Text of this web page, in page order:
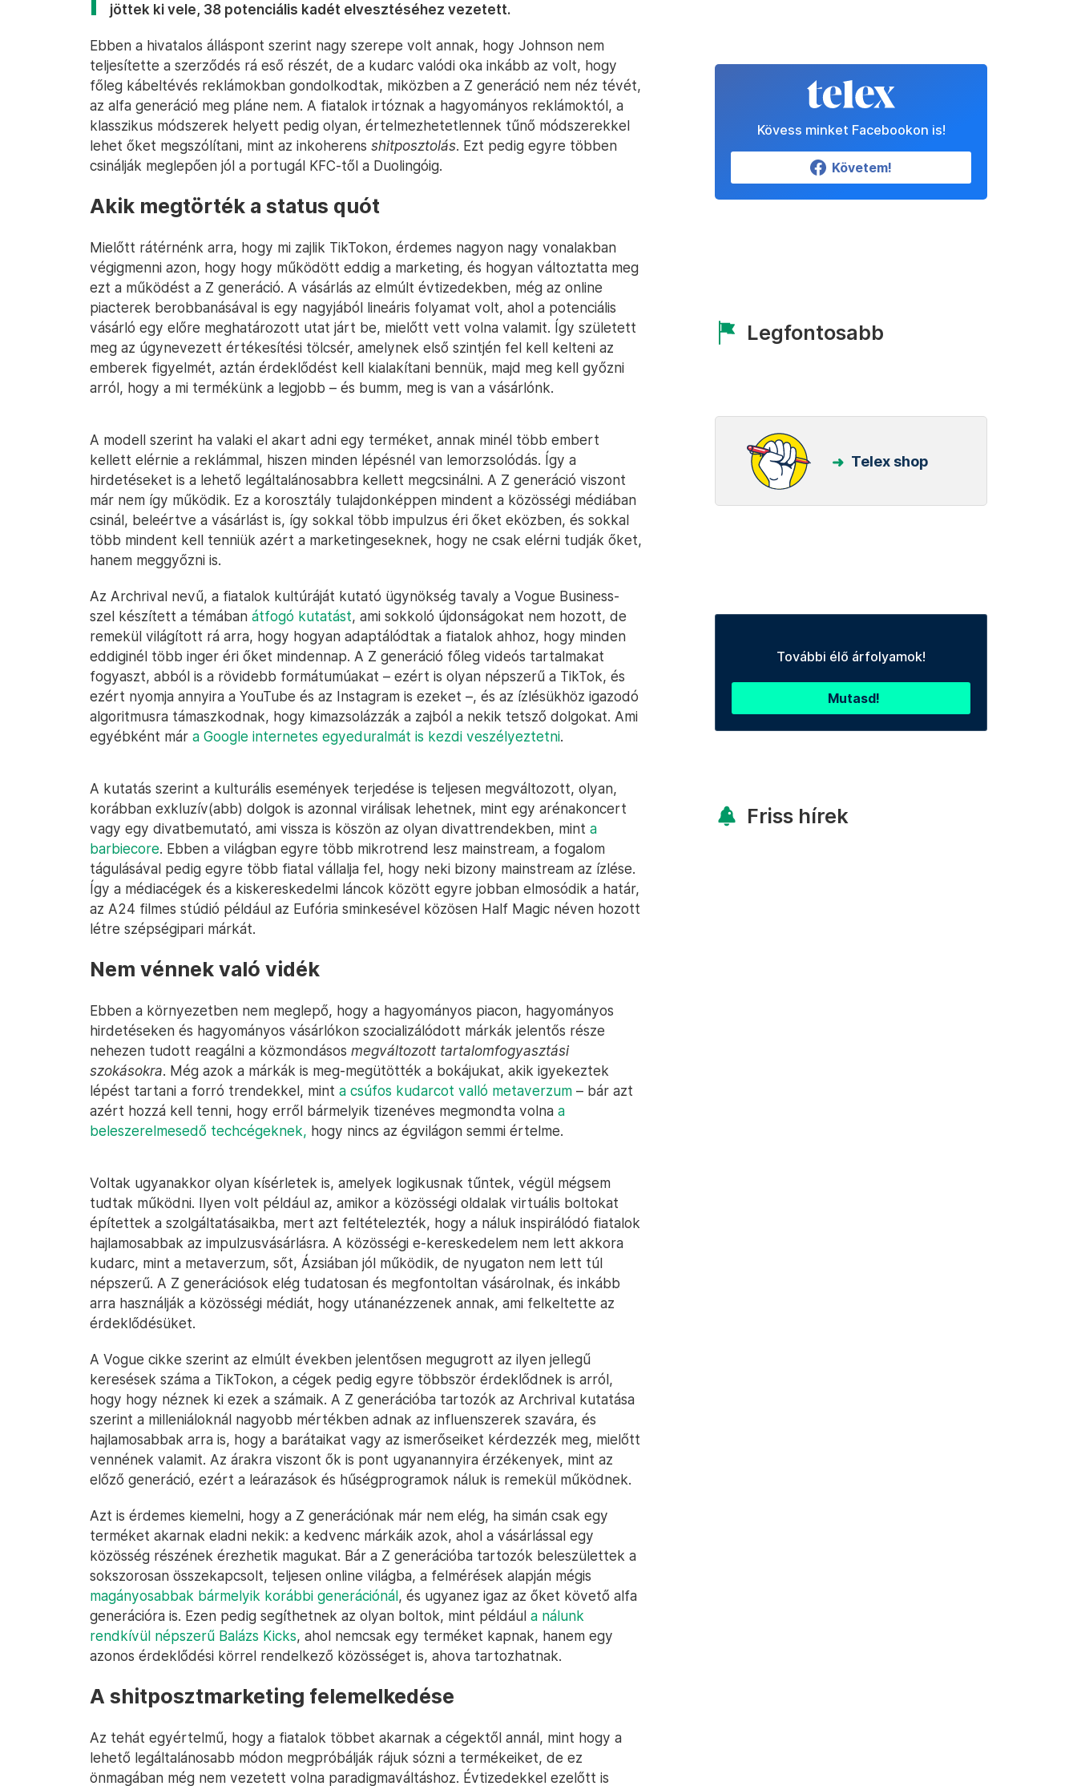
jöttek ki vele, 38 potenciális kadét elvesztéséhez vezetett.
Ebben a hivatalos álláspont szerint nagy szerepe volt annak, hogy Johnson nem
teljesítette a szerződés rá eső részét, de a kudarc valódi oka inkább az volt, hogy
főleg kábeltévés reklámokban gondolkodtak, miközben a Z generáció nem néz tévét,
az alfa generáció meg pláne nem. A fiatalok irtóznak a hagyományos reklámoktól, a
klasszikus módszerek helyett pedig olyan, értelmezhetetlennek tűnő módszerekkel
lehet őket megszólítani, mint az inkoherens shitposztolás. Ezt pedig egyre többen
csinálják meglepően jól a portugál KFC-től a Duolingóig.
Akik megtörték a status quót
Mielőtt rátérnénk arra, hogy mi zajlik TikTokon, érdemes nagyon nagy vonalakban
végigmenni azon, hogy hogy működött eddig a marketing, és hogyan változtatta meg
ezt a működést a Z generáció. A vásárlás az elmúlt évtizedekben, még az online
piacterek berobbanásával is egy nagyjából lineáris folyamat volt, ahol a potenciális
vásárló egy előre meghatározott utat járt be, mielőtt vett volna valamit. Így született
meg az úgynevezett értékesítési tölcsér, amelynek első szintjén fel kell kelteni az
emberek figyelmét, aztán érdeklődést kell kialakítani bennük, majd meg kell győzni
arról, hogy a mi termékünk a legjobb – és bumm, meg is van a vásárlónk.
A modell szerint ha valaki el akart adni egy terméket, annak minél több embert
kellett elérnie a reklámmal, hiszen minden lépésnél van lemorzsolódás. Így a
hirdetéseket is a lehető legáltalánosabbra kellett megcsinálni. A Z generáció viszont
már nem így működik. Ez a korosztály tulajdonképpen mindent a közösségi médiában
csinál, beleértve a vásárlást is, így sokkal több impulzus éri őket eközben, és sokkal
több mindent kell tenniük azért a marketingeseknek, hogy ne csak elérni tudják őket,
hanem meggyőzni is.
Az Archrival nevű, a fiatalok kultúráját kutató ügynökség tavaly a Vogue Business-
szel készített a témában átfogó kutatást, ami sokkoló újdonságokat nem hozott, de
remekül világított rá arra, hogy hogyan adaptálódtak a fiatalok ahhoz, hogy minden
eddiginél több inger éri őket mindennap. A Z generáció főleg videós tartalmakat
fogyaszt, abból is a rövidebb formátumúakat – ezért is olyan népszerű a TikTok, és
ezért nyomja annyira a YouTube és az Instagram is ezeket –, és az ízlésükhöz igazodó
algoritmusra támaszkodnak, hogy kimazsolázzák a zajból a nekik tetsző dolgokat. Ami
egyébként már a Google internetes egyeduralmát is kezdi veszélyeztetni.
A kutatás szerint a kulturális események terjedése is teljesen megváltozott, olyan,
korábban exkluzív(abb) dolgok is azonnal virálisak lehetnek, mint egy arénakoncert
vagy egy divatbemutató, ami vissza is köszön az olyan divattrendekben, mint a
barbiecore. Ebben a világban egyre több mikrotrend lesz mainstream, a fogalom
tágulásával pedig egyre több fiatal vállalja fel, hogy neki bizony mainstream az ízlése.
Így a médiacégek és a kiskereskedelmi láncok között egyre jobban elmosódik a határ,
az A24 filmes stúdió például az Eufória sminkesével közösen Half Magic néven hozott
létre szépségipari márkát.
Nem vénnek való vidék
Ebben a környezetben nem meglepő, hogy a hagyományos piacon, hagyományos
hirdetéseken és hagyományos vásárlókon szocializálódott márkák jelentős része
nehezen tudott reagálni a közmondásos megváltozott tartalomfogyasztási
szokásokra. Még azok a márkák is meg-megütötték a bokájukat, akik igyekeztek
lépést tartani a forró trendekkel, mint a csúfos kudarcot valló metaverzum – bár azt
azért hozzá kell tenni, hogy erről bármelyik tizenéves megmondta volna a
beleszerelmesedő techcégeknek, hogy nincs az égvilágon semmi értelme.
Voltak ugyanakkor olyan kísérletek is, amelyek logikusnak tűntek, végül mégsem
tudtak működni. Ilyen volt például az, amikor a közösségi oldalak virtuális boltokat
építettek a szolgáltatásaikba, mert azt feltételezték, hogy a náluk inspirálódó fiatalok
hajlamosabbak az impulzusvásárlásra. A közösségi e-kereskedelem nem lett akkora
kudarc, mint a metaverzum, sőt, Ázsiában jól működik, de nyugaton nem lett túl
népszerű. A Z generációsok elég tudatosan és megfontoltan vásárolnak, és inkább
arra használják a közösségi médiát, hogy utánanézzenek annak, ami felkeltette az
érdeklődésüket.
A Vogue cikke szerint az elmúlt években jelentősen megugrott az ilyen jellegű
keresések száma a TikTokon, a cégek pedig egyre többször érdeklődnek is arról,
hogy hogy néznek ki ezek a számaik. A Z generációba tartozók az Archrival kutatása
szerint a milleniáloknál nagyobb mértékben adnak az influenszerek szavára, és
hajlamosabbak arra is, hogy a barátaikat vagy az ismerőseiket kérdezzék meg, mielőtt
vennének valamit. Az árakra viszont ők is pont ugyanannyira érzékenyek, mint az
előző generáció, ezért a leárazások és hűségprogramok náluk is remekül működnek.
Azt is érdemes kiemelni, hogy a Z generációnak már nem elég, ha simán csak egy
terméket akarnak eladni nekik: a kedvenc márkáik azok, ahol a vásárlással egy
közösség részének érezhetik magukat. Bár a Z generációba tartozók beleszülettek a
sokszorosan összekapcsolt, teljesen online világba, a felmérések alapján mégis
magányosabbak bármelyik korábbi generációnál, és ugyanez igaz az őket követő alfa
generációra is. Ezen pedig segíthetnek az olyan boltok, mint például a nálunk
rendkívül népszerű Balázs Kicks, ahol nemcsak egy terméket kapnak, hanem egy
azonos érdeklődési körrel rendelkező közösséget is, ahova tartozhatnak.
A shitposztmarketing felemelkedése
Az tehát egyértelmű, hogy a fiatalok többet akarnak a cégektől annál, mint hogy a
lehető legáltalánosabb módon megpróbálják rájuk sózni a termékeiket, de ez
önmagában még nem vezetett volna paradigmaváltáshoz. Évtizedekkel ezelőtt is
Kövess minket Facebookon is!
Követem!
Legfontosabb
Telex shop
További élő árfolyamok!
Mutasd!
Friss hírek